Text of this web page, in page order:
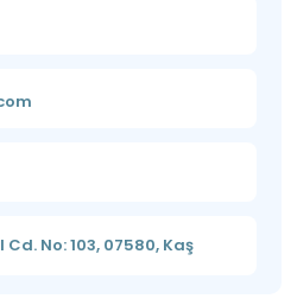
No: 103, 07580, Kaş